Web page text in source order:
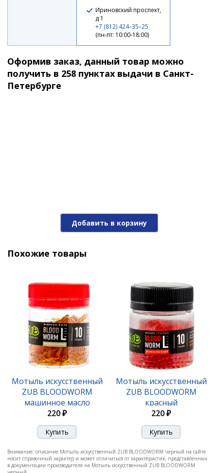
Ириновский проспект,
д 1
+7 (812) 424–35–25
(пн-пт: 10:00-18:00)
Оформив заказ, данный товар можно
получить в 258 пунктах выдачи в Санкт-
Петербурге
Добавить в корзину
Похожие товары
Мотыль искусственный
ZUB BLOODWORM
машинное масло
220 ₽
Мотыль искусственный
ZUB BLOODWORM
красный
220 ₽
Внимание: описание Мотыль искусственный ZUB BLOODWORM черный на сайте
носит справочный характер и может отличаться от характеристик, представленных
в документации производителя на Мотыль искусственный ZUB BLOODWORM